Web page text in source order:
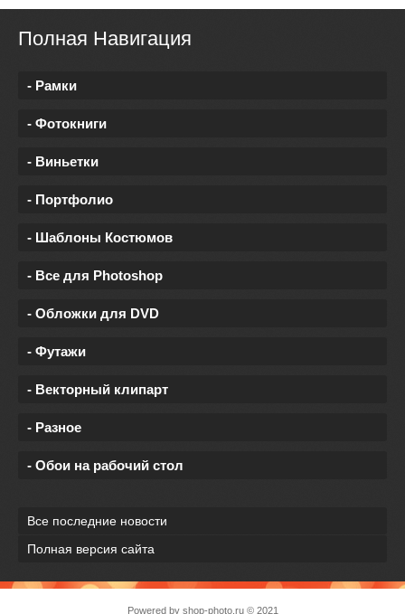
Полная Навигация
- Рамки
- Фотокниги
- Виньетки
- Портфолио
- Шаблоны Костюмов
- Все для Photoshop
- Обложки для DVD
- Футажи
- Векторный клипарт
- Разное
- Обои на рабочий стол
Все последние новости
Полная версия сайта
Powered by shop-photo.ru© 2021